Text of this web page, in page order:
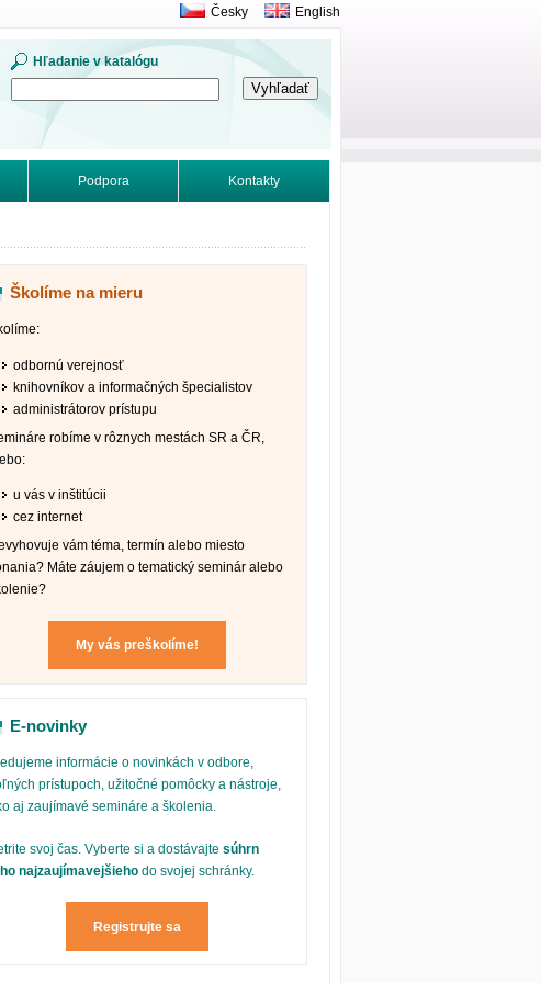
Hľadanie v katalógu
Česky English
Podpora Kontakty
Školíme na mieru
odbornú verejnosť
knihovníkov a informačných špecialistov
administrátorov prístupu
robíme v rôznych mestách SR a ČR,
u vás v inštitúcii
cez internet
vám téma, termín alebo miesto
Máte záujem o tematický seminár alebo
My vás preškolíme!
E-novinky
informácie o novinkách v odbore,
prístupoch, užitočné pomôcky a nástroje,
aj zaujímavé semináre a školenia.
svoj čas. Vyberte si a dostávajtesúhrn
najzaujímavejšieho do svojej schránky.
Registrujte sa